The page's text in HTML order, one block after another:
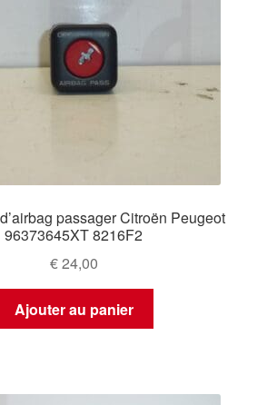
passager Citroën Peugeot
96373645XT 8216F2
€24,00
Ajouter au panier